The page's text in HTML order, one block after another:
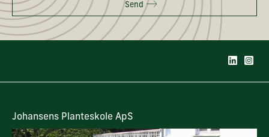
Send
Johansens Planteskole ApS